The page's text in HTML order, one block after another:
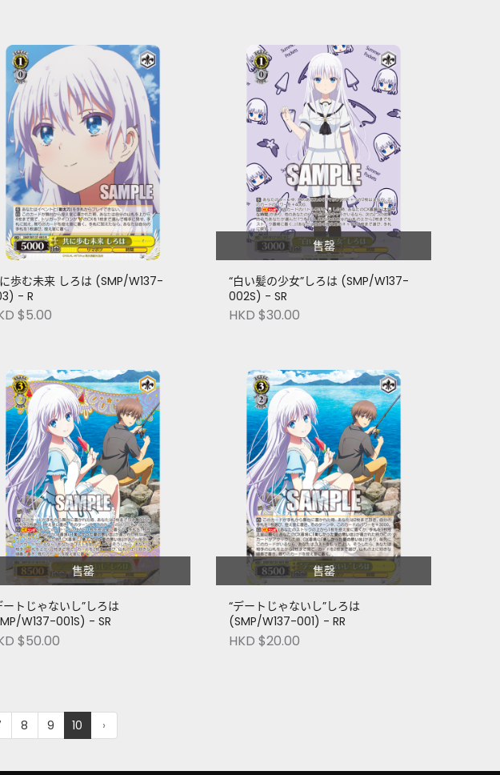
歩む未来 しろは (SMP/W137-
- R
$5.00
售罄
“白い髪の少女”しろは (SMP/W137-
002S) - SR
HKD $30.00
售罄
ートじゃないし”しろは
W137-001S) - SR
$50.00
售罄
“デートじゃないし”しろは
(SMP/W137-001) - RR
HKD $20.00
8 9 10 ›